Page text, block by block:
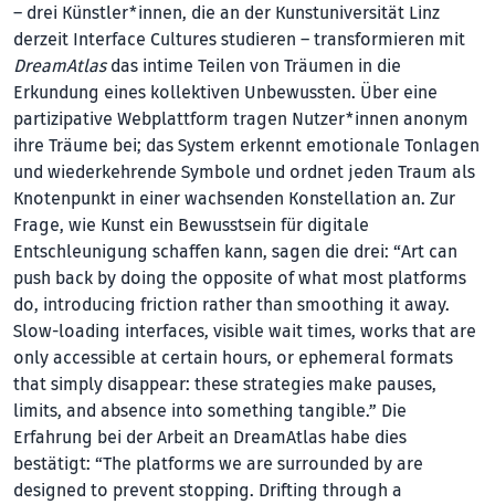
– drei Künstler*innen, die an der Kunstuniversität Linz
derzeit Interface Cultures studieren – transformieren mit
DreamAtlasdas intime Teilen von Träumen in die
Erkundung eines kollektiven Unbewussten. Über eine
partizipative Webplattform tragen Nutzer*innen anonym
ihre Träume bei; das System erkennt emotionale Tonlagen
und wiederkehrende Symbole und ordnet jeden Traum als
Knotenpunkt in einer wachsenden Konstellation an. Zur
Frage, wie Kunst ein Bewusstsein für digitale
Entschleunigung schaffen kann, sagen die drei: “Art can
push back by doing the opposite of what most platforms
do, introducing friction rather than smoothing it away.
Slow-loading interfaces, visible wait times, works that are
only accessible at certain hours, or ephemeral formats
that simply disappear: these strategies make pauses,
limits, and absence into something tangible.” Die
Erfahrung bei der Arbeit an DreamAtlas habe dies
bestätigt: “The platforms we are surrounded by are
designed to prevent stopping. Drifting through a